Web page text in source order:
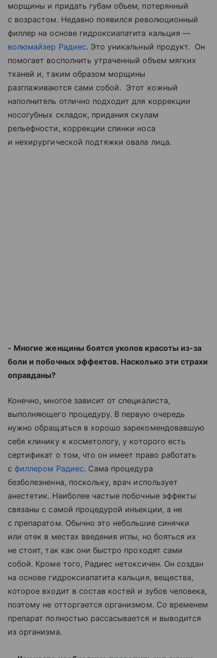
морщины и придать губам объем, потерянный
с возрастом. Недавно появился революционный
филлер на основе гидроксиапатита кальция —
волюмайзер Радиес. Это уникальный продукт. Он
помогает восполнить утраченный объем мягких
тканей и, таким образом морщины
разглаживаются сами собой. Этот кожный
наполнитель отлично подходит для коррекции
носогубных складок, придания скулам
рельефности, коррекции спинки носа
и нехирургической подтяжки овала лица.
- Многие женщины боятся уколов красоты из-за
боли и побочных эффектов. Насколько эти страхи
оправданы?
Конечно, многое зависит от специалиста,
выполняющего процедуру. В первую очередь
нужно обращаться в хорошо зарекомендовавшую
себя клинику к косметологу, у которого есть
сертификат о том, что он имеет право работать
с филлером Радиес. Сама процедура
безболезненна, поскольку, врач использует
анестетик. Наиболее частые побочные эффекты
связаны с самой процедурой инъекции, а не
с препаратом. Обычно это небольшие синячки
или отек в местах введения иглы, но бояться их
не стоит, так как они быстро проходят сами
собой. Кроме того, Радиес нетоксичен. Он создан
на основе гидроксиапатита кальция, вещества,
которое входит в состав костей и зубов человека,
поэтому не отторгается организмом. Со временем
препарат полностью рассасывается и выводится
из организма.